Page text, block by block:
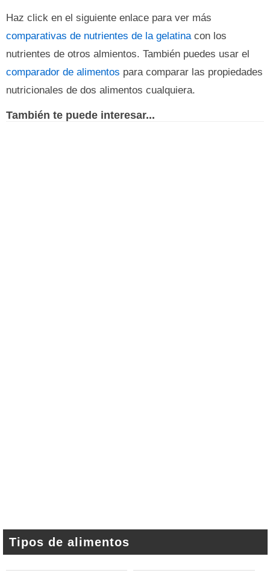
Haz click en el siguiente enlace para ver más
comparativas de nutrientes de la gelatinacon los
nutrientes de otros almientos. También puedes usar el
comparador de alimentos para comparar las propiedades
nutricionales de dos alimentos cualquiera.
También te puede interesar...
Tipos de alimentos